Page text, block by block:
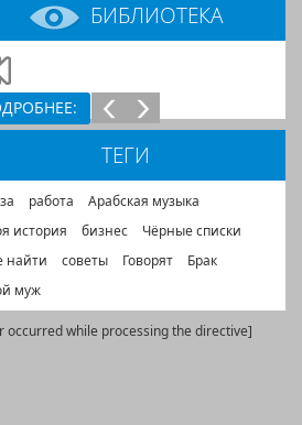
БИБЛИОТЕКА
ТЕГИ
работа
Арабская музыка
история
бизнес
Чёрные списки
найти
советы Говорят
Брак
муж
occurred while processing the directive]